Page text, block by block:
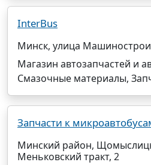
InterBus
Минск, улица
Магазин автозапчастей и
Смазочные материалы,
Запчасти к
Минский район,
Меньковский тракт, 2